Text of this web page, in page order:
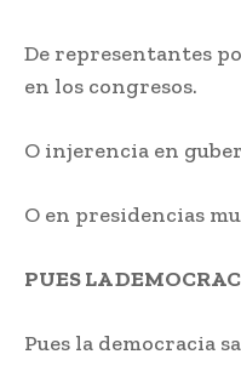
De representantes
en los congresos.
O injerencia en
O en presidencias
PUES LA
Pues la democracia